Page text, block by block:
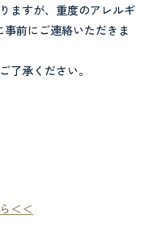
ますが、重度のアレルギ
前にご連絡いただきま
了承ください。
＜＜